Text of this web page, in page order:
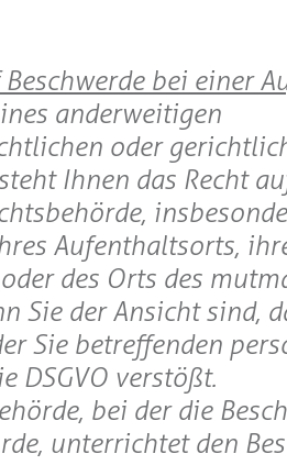
bei einer
anderweitigen
oder
Ihnen das Recht
Aufenthaltsorts,
des Orts des
Sie der Ansicht sind,
Sie betreffenden
DSGVO verstößt.
bei der die
unterrichtet den